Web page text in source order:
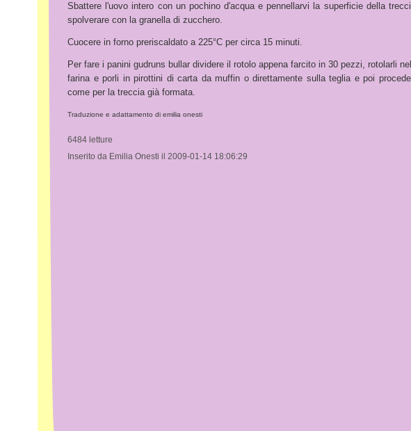
Sbattere l'uovo intero con un pochino d'acqua e pennellarvi la superficie della
spolverare con la granella di zucchero.
Cuocere in forno preriscaldato a 225°C per circa 15 minuti.
Per fare i panini gudruns bullar dividere il rotolo appena farcito in 30 pezzi, rotolarli
farina e porli in pirottini di carta da muffin o direttamente sulla teglia e poi
come per la treccia già formata.
Traduzione e adattamento di emilia onesti
6484 letture
Inserito da Emilia Onesti il 2009-01-14 18:06:29